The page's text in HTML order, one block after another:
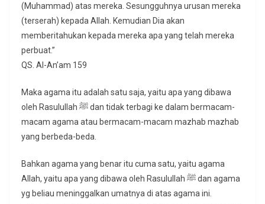
(Muhammad) atas mereka. Sesungguhnya urusan mereka
(terserah) kepada Allah. Kemudian Dia akan
memberitahukan kepada mereka apa yang telah mereka
perbuat.”
QS. Al-An’am 159
Maka agama itu adalah satu saja, yaitu apa yang dibawa
oleh Rasulullah ﷺ dan tidak terbagi ke dalam bermacam-
macam agama atau bermacam-macam mazhab mazhab
yang berbeda-beda.
Bahkan agama yang benar itu cuma satu, yaitu agama
Allah, yaitu apa yang dibawa oleh Rasulullah ﷺ dan agama
yg beliau meninggalkan umatnya di atas agama ini.